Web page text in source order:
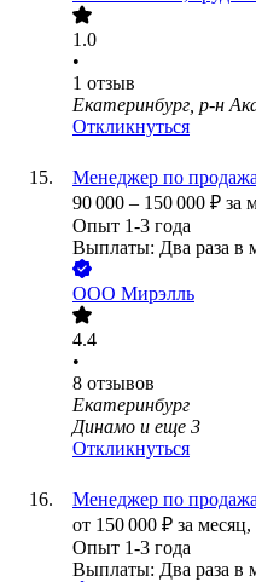
1.0
•
1 отзыв
Екатеринбург, р-н
Откликнуться
Менеджер по
90 000 – 150 000 ₽ за
Опыт 1-3 года
Выплаты: Два раза в
ООО Мирэлль
4.4
•
8 отзывов
Екатеринбург
Динамо и еще 3
Откликнуться
Менеджер по
от 150 000 ₽ за месяц,
Опыт 1-3 года
Выплаты: Два раза в